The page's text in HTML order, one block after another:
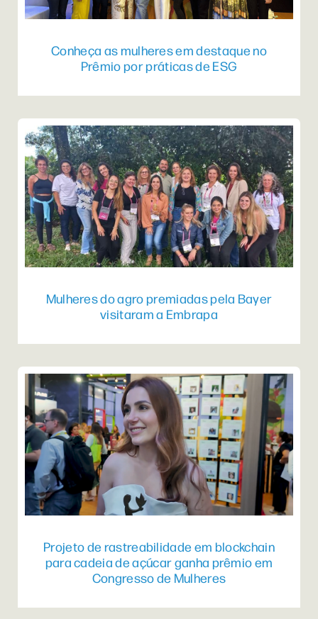
Conheça as mulheres em destaque no
Prêmio por práticas de ESG
Mulheres do agro premiadas pela Bayer
visitaram a Embrapa
Projeto de rastreabilidade em blockchain
para cadeia de açúcar ganha prêmio em
Congresso de Mulheres